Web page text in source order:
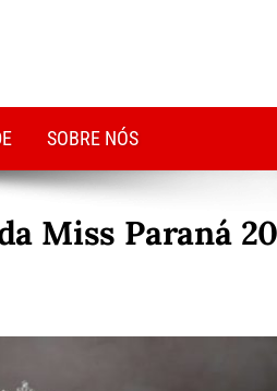
SOBRE NÓS
Miss Paraná